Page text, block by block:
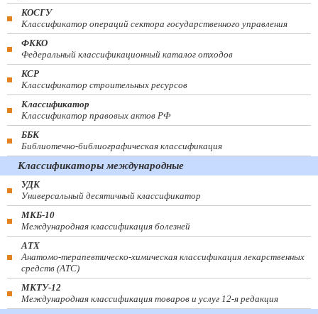
КОСГУ
Классификатор операций сектора государственного управления
ФККО
Федеральный классификационный каталог отходов
КСР
Классификатор строительных ресурсов
Классификатор
Классификатор правовых актов РФ
ББК
Библиотечно-библиографическая классификация
Классификаторы международные
УДК
Универсальный десятичный классификатор
МКБ-10
Международная классификация болезней
АТХ
Анатомо-терапевтическо-химическая классификация лекарственных
средств (ATC)
МКТУ-12
Международная классификация товаров и услуг 12-я редакция